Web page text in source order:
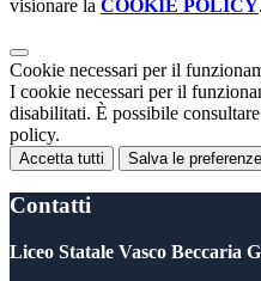
visionare la COOKIE POLICY.
Cookie necessari per il
I cookie necessari per il
disabilitati. È possibile
policy.
Accetta tutti Salva le preferenze
Contatti
Liceo Statale Vasco Beccaria